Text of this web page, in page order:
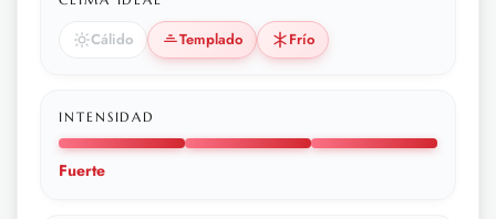
Cálido Templado Frío
INTENSIDAD
Fuerte